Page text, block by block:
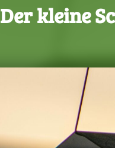
Der kleine